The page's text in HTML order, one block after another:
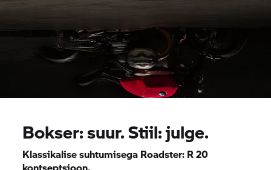
Bokser: suur. Stiil: julge.
Klassikalise suhtumisega Roadster: R 20